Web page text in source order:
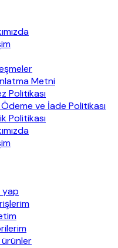
Metni
Politikası
ve İade Politikası
Politikası
yap
ürünler